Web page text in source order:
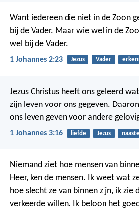
Want iedereen die niet in de Zoon
bij de Vader. Maar wie wel in de
wel bij de Vader.
1 Johannes 2:23 Jezus Vader
Jezus Christus heeft ons geleerd
zijn leven voor ons gegeven.
ons leven geven voor andere
1 Johannes 3:16 liefde Jezus naaste
Niemand ziet hoe mensen van
Heer, ken de mensen. Ik weet wat
hoe slecht ze van binnen zijn, ik zie
verkeerde willen. Ik beloon het